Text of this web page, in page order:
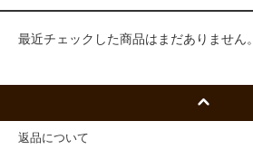
最近チェックした商品はまだありません。
返品について